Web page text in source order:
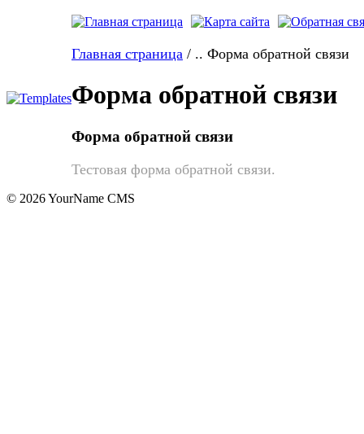
Главная страница / .. Форма обратной связи
Форма обратной связи
Форма обратной связи
Тестовая форма обратной связи.
© 2026 YourName CMS